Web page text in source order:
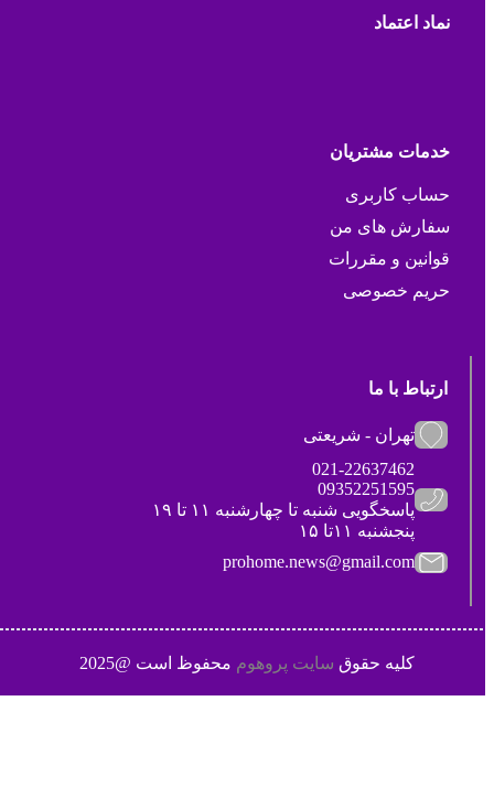
نماد اعتماد
خدمات مشتریان
حساب کاربری
سفارش های من
قوانین و مقررات
حریم خصوصی
ارتباط با ما
تهران - شریعتی
021-22637462
09352251595
پاسخگویی شنبه تا چهارشنبه ۱۱ تا ۱۹
پنجشنبه ۱۱تا ۱۵
prohome.news@gmail.com
کلیه حقوقسایت پروهوممحفوظ است @2025